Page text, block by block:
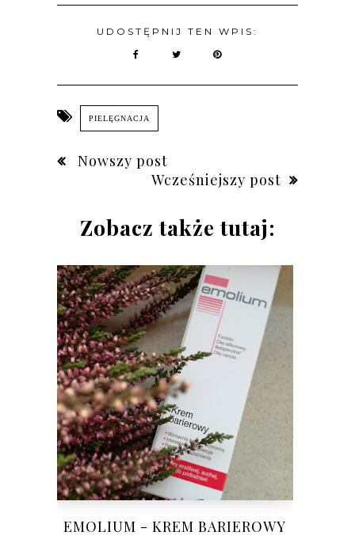
UDOSTĘPNIJ TEN WPIS:
PIELĘGNACJA
Nowszy post
Wcześniejszy post
Zobacz także tutaj:
EMOLIUM - KREM BARIEROWY